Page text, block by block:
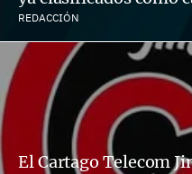
REDACCIÓN
El Cartago Telecom